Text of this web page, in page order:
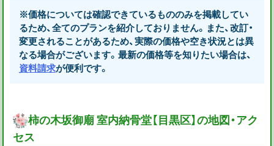
※価格については確認できているもののみを掲載してい
るため、全てのプランを紹介しておりません。また、改訂・
変更されることがあるため、実際の価格や空き状況とは異
なる場合がございます。最新の価格等を知りたい場合は、
資料請求が便利です。
柿の木坂御廟 室内納骨堂【目黒区】の地図・アク
セス